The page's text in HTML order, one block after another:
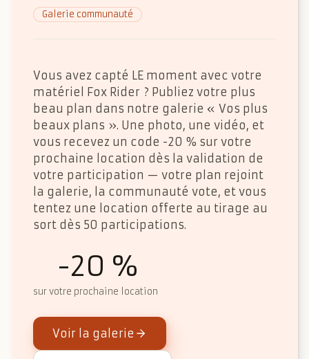
Galerie communauté
Vous avez capté LE moment avec votre
matériel Fox Rider ? Publiez votre plus
beau plan dans notre galerie « Vos plus
beaux plans ». Une photo, une vidéo, et
vous recevez un code -20 % sur votre
prochaine location dès la validation de
votre participation — votre plan rejoint
la galerie, la communauté vote, et vous
tentez une location offerte au tirage au
sort dès 50 participations.
-20 %
sur votre prochaine location
Voir la galerie